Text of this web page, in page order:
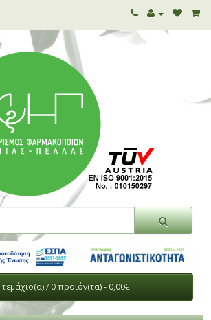
τεμάχιο(α) / 0 προϊόν(τα) - 0,00€